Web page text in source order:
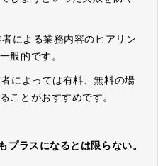
による業務内容のヒアリン
般的です。
によっては有料、無料の場
ことがおすすめです。
プラスになるとは限らない。